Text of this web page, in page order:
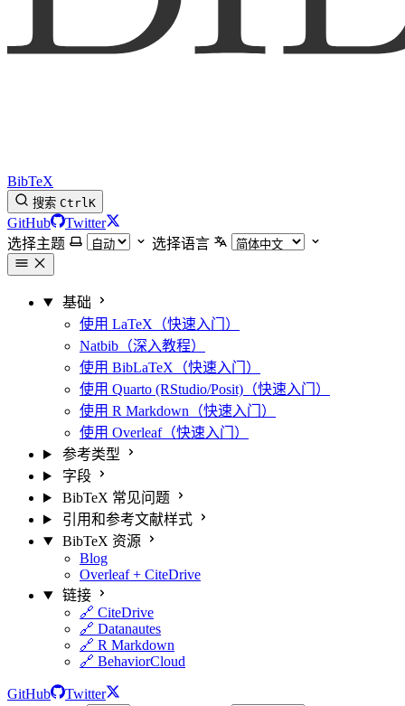
BibTeX
搜索 CtrlK
GitHub
Twitter
选择主题
选择语言
基础
使用 LaTeX（快速入门）
Natbib（深入教程）
使用 BibLaTeX（快速入门）
使用 Quarto (RStudio/Posit)（快速入门）
使用 R Markdown（快速入门）
使用 Overleaf（快速入门）
参考类型
字段
BibTeX 常见问题
引用和参考文献样式
BibTeX 资源
Blog
Overleaf + CiteDrive
链接
🔗 CiteDrive
🔗 Datanautes
🔗 R Markdown
🔗 BehaviorCloud
GitHub
Twitter